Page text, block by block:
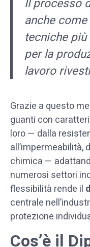
anche come
tecniche
per la
lavoro
Grazie a questo
guanti con
loro — dalla
all’impermeabilità,
chimica —
numerosi settori
flessibilità rende il
centrale
protezione
Cos’è il